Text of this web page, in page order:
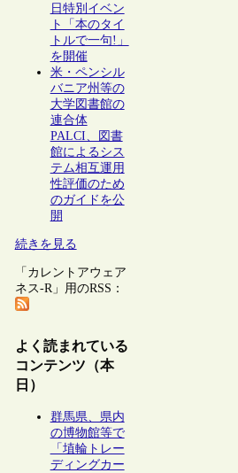
日特別イベン
ト「本のタイ
トルで一句!」
を開催
米・ペンシル
バニア州等の
大学図書館の
連合体
PALCI、図書
館によるシス
テム相互運用
性評価のため
のガイドを公
開
続きを見る
「カレントアウェア
ネス-R」用のRSS：
よく読まれている
コンテンツ（本
日）
群馬県、県内
の博物館等で
「埴輪トレー
ディングカー